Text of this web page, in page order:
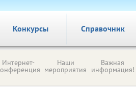
Справочник
Конкурсы
Интернет- Наши
мероприятия
Важная
информация!